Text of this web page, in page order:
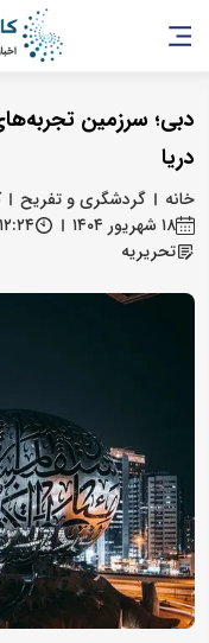
دبی؛ سرزمین
دریا
خانه گردشگری و تفریح
۱۸ شهریور ۱۴۰۴
۱۲:۲۴
تحریریه